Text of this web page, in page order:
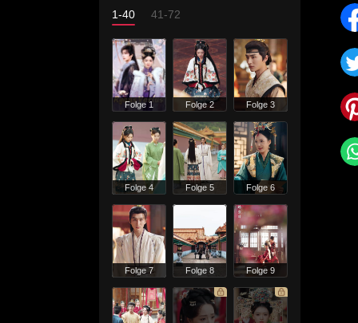
1-40 41-72
Folge 1 Folge 2 Folge 3
Folge 4 Folge 5 Folge 6
Folge 7 Folge 8 Folge 9